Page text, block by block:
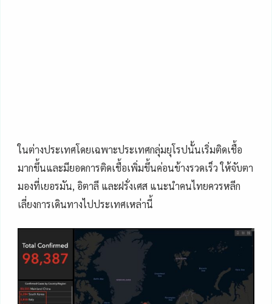
ในต่างประเทศโดยเฉพาะประเทศกลุ่มยุโรปนั้นเริ่มติดเชื้อ
มากขึ้นและมียอดการติดเชื้อเพิ่มขึ้นค่อนข้างรวดเร็ว ให้จับตา
มองที่เยอรมัน, อิตาลี และฝรั่งเศส แนะนำคนไทยควรหลีก
เลี่ยงการเดินทางไปประเทศเหล่านี้